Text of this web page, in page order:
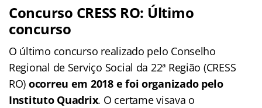
Concurso CRESS RO: Último
concurso
O último concurso realizado pelo Conselho
Regional de Serviço Social da 22ª Região (CRESS
RO) ocorreu em 2018 e foi organizado pelo
Instituto Quadrix. O certame visava o